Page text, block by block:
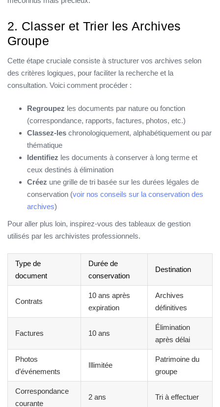
2. Classer et Trier les Archives
Groupe
Cette étape cruciale consiste à structurer vos archives selon
des critères logiques, pour faciliter la recherche et la
consultation. Voici comment procéder :
Regroupez les documents par nature ou fonction
(correspondance, rapports, factures, photos, etc.)
Classez-les chronologiquement, alphabétiquement ou par
thématique
Identifiez les documents à conserver à long terme et
ceux destinés à élimination
Créez une grille de tri basée sur les durées légales de
conservation (voir nos conseils sur la conservation des
archives)
Pour aller plus loin, inspirez-vous des tableaux de gestion
utilisés par les archivistes professionnels.
Type de
document
Durée de
conservation
Destination
Contrats
10 ans après
expiration
Archives
définitives
Factures 10 ans
Élimination
après délai
Photos
d’événements
Illimitée
Patrimoine du
groupe
Correspondance
courante
2 ans Tri à effectuer